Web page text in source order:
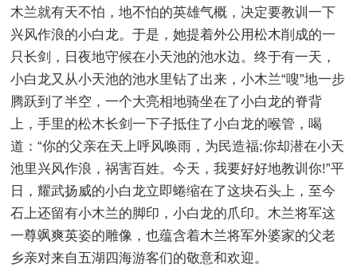
木兰就有天不怕，地不怕的英雄气概，决定要教训一下
兴风作浪的小白龙。于是，她提着外公用松木削成的一
只长剑，日夜地守候在小天池的池水边。终于有一天，
小白龙又从小天池的池水里钻了出来，小木兰“嗖”地一步
腾跃到了半空，一个大亮相地骑坐在了小白龙的脊背
上，手里的松木长剑一下子抵住了小白龙的喉管，喝
道：“你的父亲在天上呼风唤雨，为民造福;你却潜在小天
池里兴风作浪，祸害百姓。今天，我要好好地教训你!”平
日，耀武扬威的小白龙立即蜷缩在了这块石头上，至今
石上还留有小木兰的脚印，小白龙的爪印。木兰将军这
一尊飒爽英姿的雕像，也蕴含着木兰将军外婆家的父老
乡亲对来自五湖四海游客们的敬意和欢迎。